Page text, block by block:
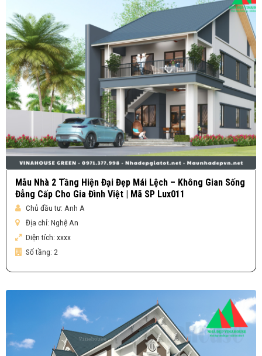
Mẫu Nhà 2 Tầng Hiện Đại Đẹp Mái Lệch – Không Gian Sống
Đẳng Cấp Cho Gia Đình Việt | Mã SP Lux011
Chủ đầu tư: Anh A
Địa chỉ: Nghệ An
Diện tích: xxxx
Số tầng: 2